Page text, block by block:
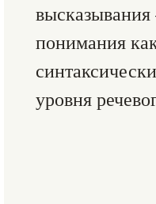
понимания
уровня